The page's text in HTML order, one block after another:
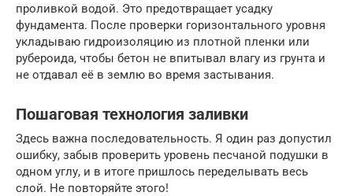
проливкой водой. Это предотвращает усадку
фундамента. После проверки горизонтального уровня
укладываю гидроизоляцию из плотной пленки или
рубероида, чтобы бетон не впитывал влагу из грунта и
не отдавал её в землю во время застывания.
Пошаговая технология заливки
Здесь важна последовательность. Я один раз допустил
ошибку, забыв проверить уровень песчаной подушки в
одном углу, и в итоге пришлось переделывать весь
слой. Не повторяйте этого!